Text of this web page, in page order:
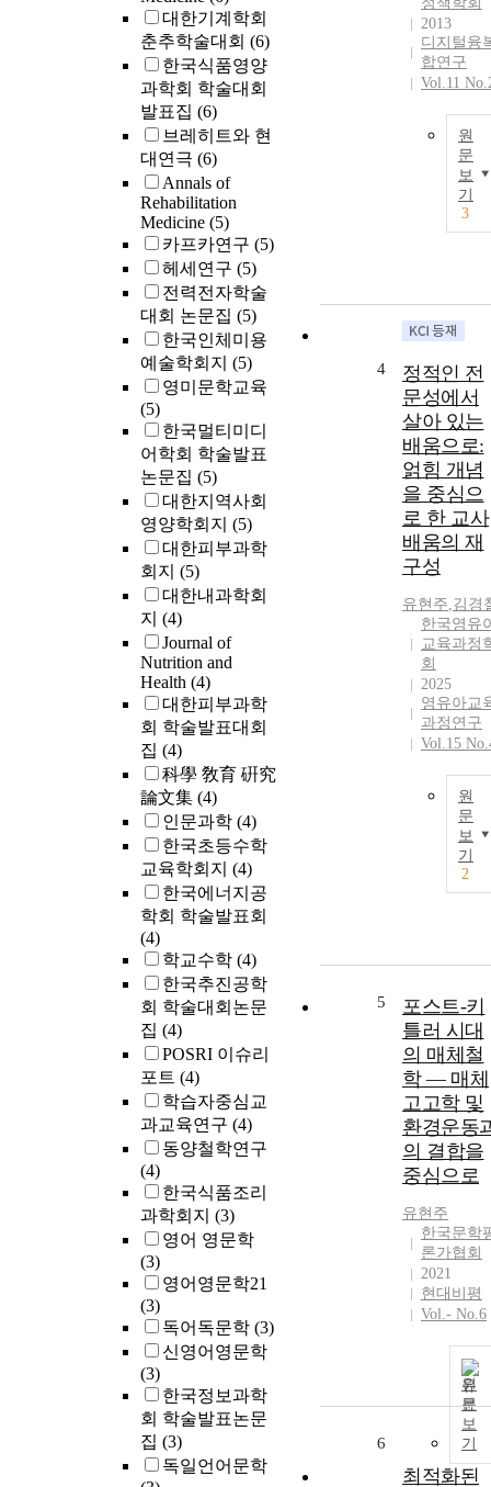
대한기계학회
춘추학술대회 (6)
한국식품영양
과학회 학술대회
발표집 (6)
브레히트와 현
대연극 (6)
Annals of
Rehabilitation
Medicine (5)
카프카연구 (5)
헤세연구 (5)
전력전자학술
대회 논문집 (5)
한국인체미용
예술학회지 (5)
영미문학교육
(5)
한국멀티미디
어학회 학술발표
논문집 (5)
대한지역사회
영양학회지 (5)
대한피부과학
회지 (5)
대한내과학회
지 (4)
Journal of
Nutrition and
Health (4)
대한피부과학
회 학술발표대회
집 (4)
科學 敎育 硏究
論文集 (4)
인문과학 (4)
한국초등수학
교육학회지 (4)
한국에너지공
학회 학술발표회
(4)
학교수학 (4)
한국추진공학
회 학술대회논문
집 (4)
POSRI 이슈리
포트 (4)
학습자중심교
과교육연구 (4)
동양철학연구
(4)
한국식품조리
과학회지 (3)
영어 영문학
(3)
영어영문학21
(3)
독어독문학 (3)
신영어영문학
(3)
한국정보과학
회 학술발표논문
집 (3)
독일언어문학
2013
디지털융
합연구
Vol.11
원
문
보
기
3
4
정적인 전
문성에서
살아 있는
배움으로:
얽힘 개념
을 중심으
로 한 교사
배움의 재
구성
유현주,김경
한국영유
교육과정
회
2025
영유아교
과정연구
Vol.15
원
문
보
기
2
5
포스트-키
틀러 시대
의 매체철
학 — 매체
고고학 및
환경운동
의 결합을
중심으로
유현주
한국문학
론가협회
2021
현대비평
Vol.- No.6
원
문
보
기
6
최적화된